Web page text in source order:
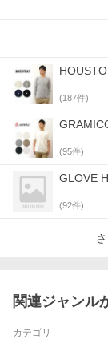
(187件)
(95件)
GLOVE
(92件)
関連ジャンル
カテゴリ